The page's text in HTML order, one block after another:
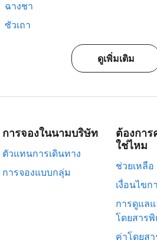
ฉางชา
ซัวเถา
ดูเพิ่มเติม
การจองในนามบริษัท
ตัวแทนการเดินทาง
การจองแบบกลุ่ม
ต้องการ
ใช่ไหม
ช่วยเหลือ
เงื่อนไขก
การดูแล
โดยสาร
ค่าโดยส